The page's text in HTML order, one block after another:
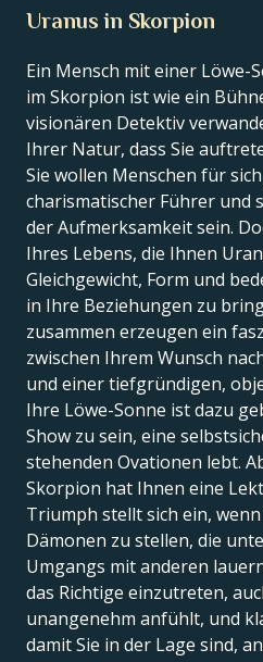
Uranus in Skorpion
Ein Mensch mit einer Löwe-
im Skorpion ist wie ein
visionären Detektiv
Ihrer Natur, dass Sie
Sie wollen Menschen für
charismatischer Führer und
der Aufmerksamkeit sein.
Ihres Lebens, die Ihnen
Gleichgewicht, Form und
in Ihre Beziehungen zu
zusammen erzeugen ein
zwischen Ihrem Wunsch
und einer tiefgründigen,
Ihre Löwe-Sonne ist dazu
Show zu sein, eine
stehenden Ovationen lebt.
Skorpion hat Ihnen eine
Triumph stellt sich ein, wenn
Dämonen zu stellen, die
Umgangs mit anderen
das Richtige einzutreten,
unangenehm anfühlt, und
damit Sie in der Lage sind,